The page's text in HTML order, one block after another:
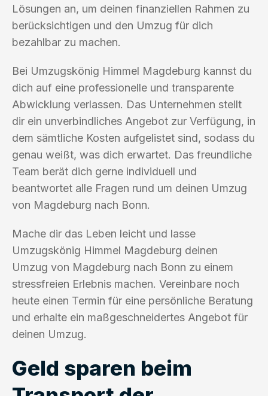
Lösungen an, um deinen finanziellen Rahmen zu
berücksichtigen und den Umzug für dich
bezahlbar zu machen.
Bei Umzugskönig Himmel Magdeburg kannst du
dich auf eine professionelle und transparente
Abwicklung verlassen. Das Unternehmen stellt
dir ein unverbindliches Angebot zur Verfügung, in
dem sämtliche Kosten aufgelistet sind, sodass du
genau weißt, was dich erwartet. Das freundliche
Team berät dich gerne individuell und
beantwortet alle Fragen rund um deinen Umzug
von Magdeburg nach Bonn.
Mache dir das Leben leicht und lasse
Umzugskönig Himmel Magdeburg deinen
Umzug von Magdeburg nach Bonn zu einem
stressfreien Erlebnis machen. Vereinbare noch
heute einen Termin für eine persönliche Beratung
und erhalte ein maßgeschneidertes Angebot für
deinen Umzug.
Geld sparen beim